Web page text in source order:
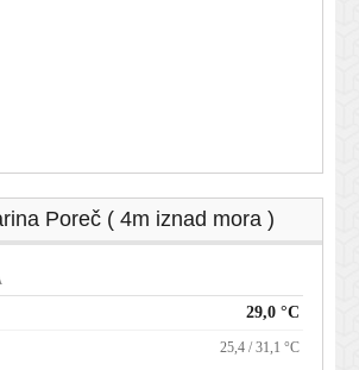
Poreč ( 4m iznad mora )
29,0 °C
25,4 / 31,1 °C